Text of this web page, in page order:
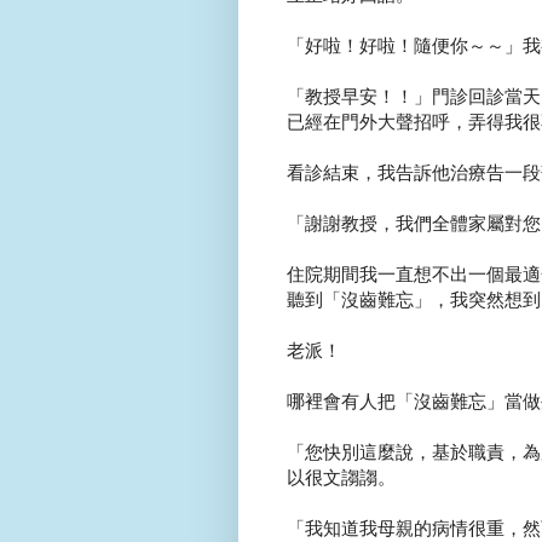
「好啦！好啦！隨便你～～」
「教授早安！！」門診回診當
已經在門外大聲招呼，弄得我
看診結束，我告訴他治療告一
「謝謝教授，我們全體家屬對
住院期間我一直想不出一個最
聽到「沒齒難忘」，我突然想
老派！
哪裡會有人把「沒齒難忘」當
「您快別這麼說，基於職責，
以很文謅謅。
「我知道我母親的病情很重，